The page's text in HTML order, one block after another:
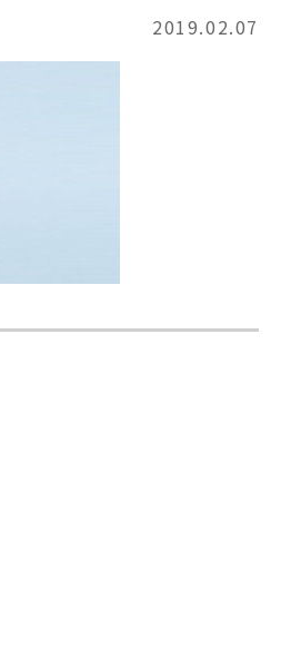
2019.02.07